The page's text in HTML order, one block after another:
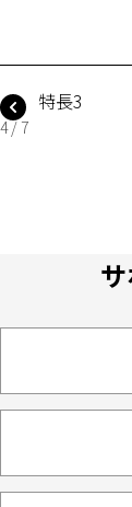
特長3
4 / 7